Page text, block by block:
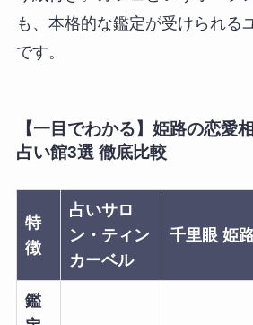
も、本格的な鑑定が受けられる
です。
【一目でわかる】姫路の恋愛
占い館3選 徹底比較
特
徴
占いサロ
ン・ティン
カーベル
千里眼 姫
鑑